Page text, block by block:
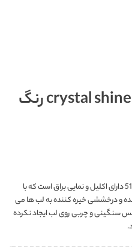
رژ لب مایع اکلیلی مای crystal shine رنگ
رژ لب مایع اکلیلی مای Crystal Shine رنگ 510 دارای اکلیل و نمایی براق است که با
و درخششی خیره کننده به لب ها می
حس سنگینی و چربی روی لب ایجاد نکرده